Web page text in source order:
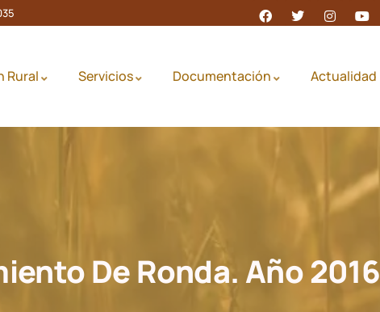
Rural Servicios Documentación Actualidad
De Ronda. Año 2016